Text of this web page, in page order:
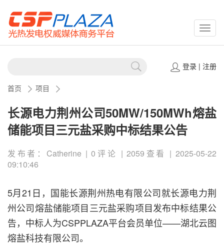
登录| 注册
首页 项目
长源电力荆州公司50MW/150MWh熔盐
储能项目三元盐采购中标结果公告
发布者：Catherine | 0评论 | 2059查看 | 2025-05-22
09:10:46
5月21日，国能长源荆州热电有限公司就长源电力荆
州公司熔盐储能项目三元盐采购项目发布中标结果公
告，中标人为CSPPLAZA平台会员单位——湖北云图
熔盐科技有限公司。